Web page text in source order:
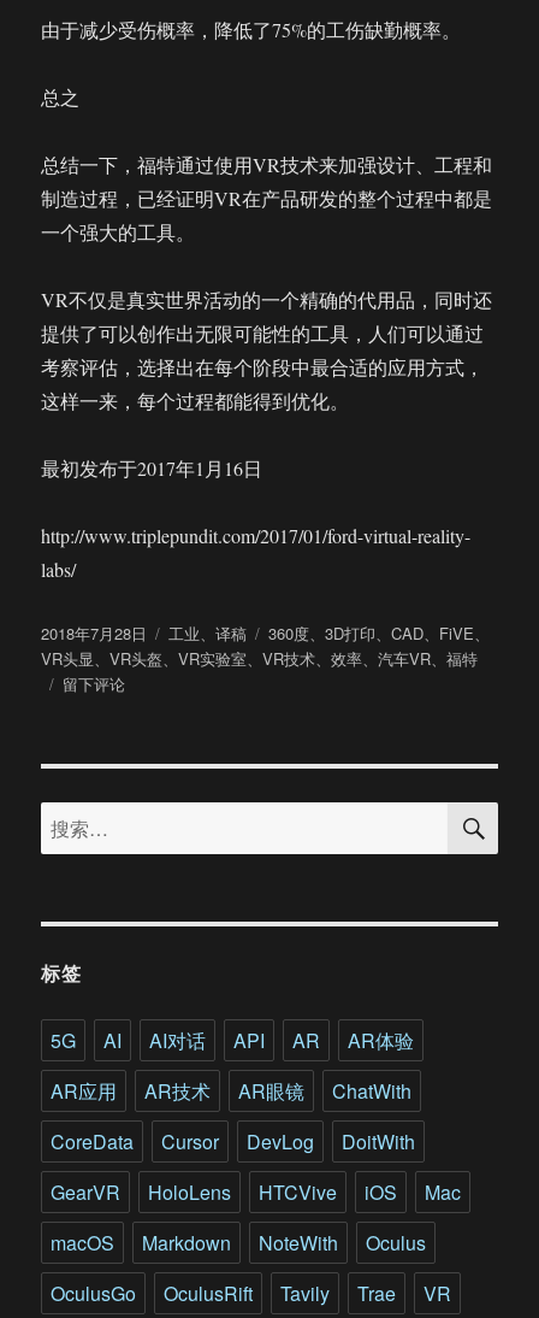
由于减少受伤概率，降低了75%的工伤缺勤概率。
总之
总结一下，福特通过使用VR技术来加强设计、工程和
制造过程，已经证明VR在产品研发的整个过程中都是
一个强大的工具。
VR不仅是真实世界活动的一个精确的代用品，同时还
提供了可以创作出无限可能性的工具，人们可以通过
考察评估，选择出在每个阶段中最合适的应用方式，
这样一来，每个过程都能得到优化。
最初发布于2017年1月16日
http://www.triplepundit.com/2017/01/ford-virtual-reality-
labs/
发
布
于
2018年7月28日
分
类
工业、译稿
标
签
360度、3D打印、CAD、 FiVE、
VR头显、VR头盔、VR实验室、VR技术、效率、汽车VR、福特
于
福
VR
实
验
汽
车
如
何
使
用
VR
技
术
留下评论
搜
索：
搜
标签
5G AI AI对话 API AR
AR体验
AR应用
AR技术 AR眼镜
ChatWith
CoreData
Cursor DevLog
DoitWith
GearVR
HoloLens HTCVive iOS
Mac
macOS
Markdown NoteWith
Oculus
OculusGo
OculusRift Tavily Trae
VR